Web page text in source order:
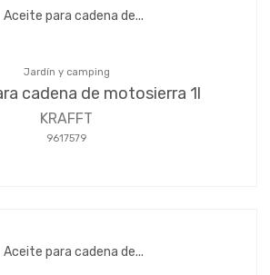
Jardín y camping
cadena de motosierra 1l
KRAFFT
9617579